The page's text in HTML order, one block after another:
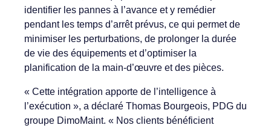
identifier les pannes à l’avance et y remédier
pendant les temps d’arrêt prévus, ce qui permet de
minimiser les perturbations, de prolonger la durée
de vie des équipements et d’optimiser la
planification de la main-d’œuvre et des pièces.
« Cette intégration apporte de l’intelligence à
l’exécution », a déclaré Thomas Bourgeois, PDG du
groupe DimoMaint. « Nos clients bénéficient